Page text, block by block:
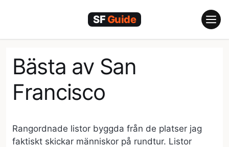
Bästa av San
Francisco
Rangordnade listor byggda från de platser jag
faktiskt skickar människor på rundtur. Listor